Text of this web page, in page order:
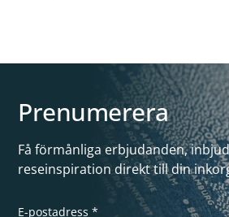
Prenumerera
Få förmånliga erbjudanden,
reseinspiration direkt till din
E-postadress *